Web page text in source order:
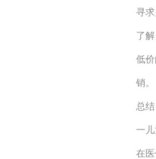
寻
了
低
销。
总
一
在